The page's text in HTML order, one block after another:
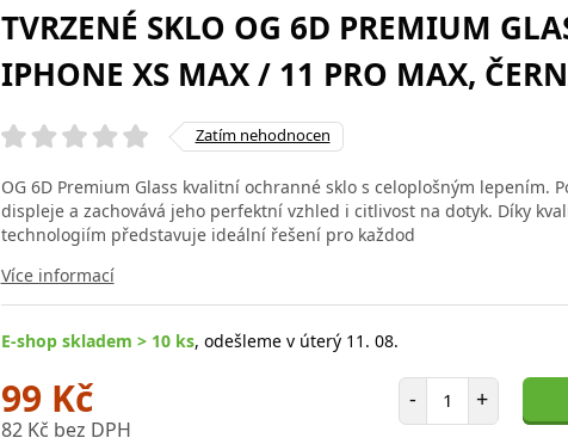
TVRZENÉ SKLO OG 6D PREMIUM
IPHONE XS MAX / 11 PRO MAX,
Zatím nehodnocen
OG 6D Premium Glass kvalitní ochranné sklo s celoplošným lepením.
displeje a zachovává jeho perfektní vzhled i citlivost na dotyk. Díky
technologiím představuje ideální řešení pro každod
Více informací
E-shop skladem > 10 ks, odešleme v úterý 11. 08.
99 Kč
82 Kč bez DPH
- Počet položek
+